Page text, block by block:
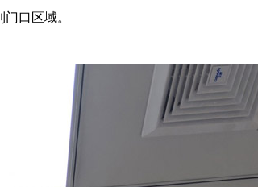
口区域。